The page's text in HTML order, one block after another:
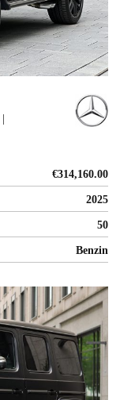
€314,160.00
2025
50
Benzin